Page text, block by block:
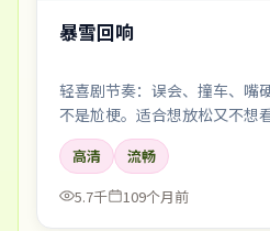
暴雪回响
轻喜剧节奏：误会、撞车、嘴
不是尬梗。适合想放松又不想
高清
流畅
5.7千
109个月前